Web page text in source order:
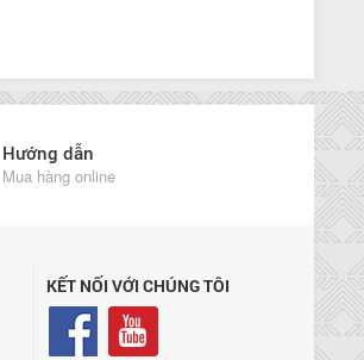
Hướng dẫn
Mua hàng online
KẾT NỐI VỚI CHÚNG TÔI